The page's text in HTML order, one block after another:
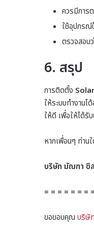
ควรมีการ
ใช้อุปกรณ์
ตรวจสอบ
6. สรุป
การติดตั้ง
ให้ระบบทำงาน
ให้ดี เพื่อให้ได้รั
หากเพื่อนๆ ท่าน
บริษัท มัณฑา ซิ
= = = = = = =
ขอขอบคุณ บริษั